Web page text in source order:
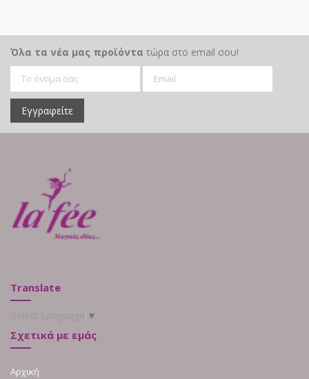
Όλα τα νέα μας προϊόντα τώρα στο email σου!
Εγγραφείτε
Translate
▼
Σχετικά με εμάς
Αρχική